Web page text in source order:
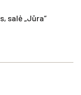
salė „Jūra“